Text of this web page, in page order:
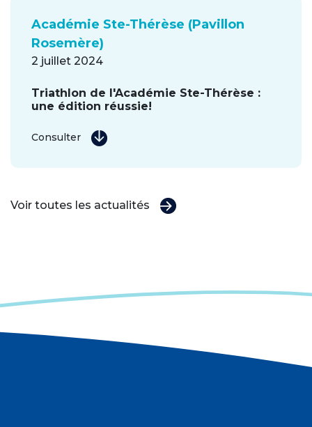
Voir toutes les actualités
Académie Ste-Thérèse (Pavillon
Rosemère)
2 juillet 2024
Triathlon de l'Académie Ste-Thérèse :
une édition réussie!
Consulter